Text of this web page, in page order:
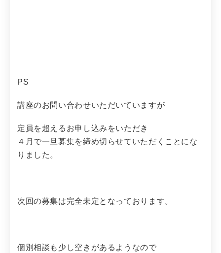
PS
講座のお問い合わせいただいていますが
定員を超えるお申し込みをいただき
４月で一旦募集を締め切らせていただくことにな
りました。
次回の募集は完全未定となっております。
個別相談も少し空きがあるようなので